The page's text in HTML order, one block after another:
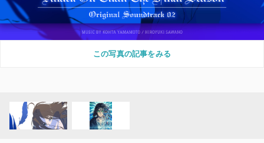
この写真の記事をみる